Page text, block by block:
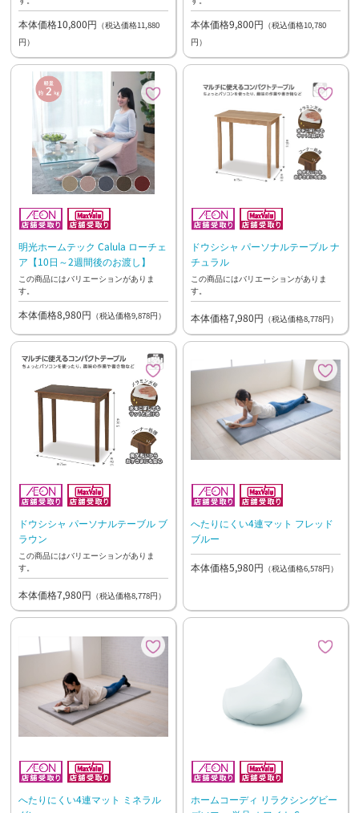
本体価格10,800円 （税込価格11,880
円）
本体価格9,800円 （税込価格10,780
円）
明光ホームテック Calula ローチェ
ア【10日～2週間後のお渡し】
この商品にはバリエーションがありま
す。
本体価格8,980円 （税込価格9,878円）
ドウシシャ パーソナルテーブル ナ
チュラル
この商品にはバリエーションがありま
す。
本体価格7,980円 （税込価格8,778円）
ドウシシャ パーソナルテーブル ブ
ラウン
この商品にはバリエーションがありま
す。
本体価格7,980円 （税込価格8,778円）
へたりにくい4連マット フレッド
ブルー
本体価格5,980円 （税込価格6,578円）
へたりにくい4連マット ミネラル
ホームコーディ リラクシングビー